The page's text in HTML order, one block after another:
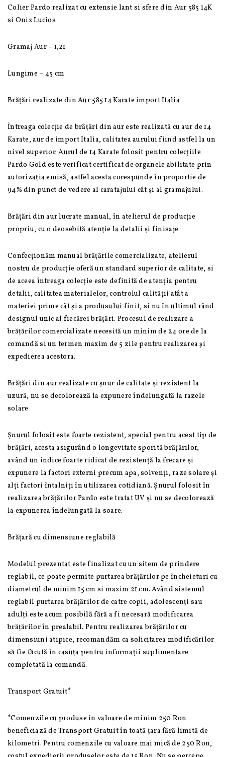
Colier Pardo realizat cu extensie lant si sfere din Aur 585 14K
si Onix Lucios
Gramaj Aur – 1,21
Lungime – 45 cm
Brățări realizate din Aur 585 14 Karate import Italia
Întreaga colecție de brățări din aur este realizată cu aur de 14
Karate, aur de import Italia, calitatea aurului fiind astfel la un
nivel superior. Aurul de 14 Karate folosit pentru colecțiile
Pardo Gold este verificat certificat de organele abilitate prin
autorizația emisă, astfel acesta corespunde în proportie de
94% din punct de vedere al caratajului cât și al gramajului.
Brățări din aur lucrate manual, în atelierul de producție
propriu, cu o deosebită atenție la detalii și finisaje
Confecționăm manual brățările comercializate, atelierul
nostru de producție oferă un standard superior de calitate, si
de aceea întreaga colecție este definită de atenția pentru
detalii, calitatea materialelor, controlul calității atât a
materiei prime cât și a produsului finit, si nu în ultimul rând
designul unic al fiecărei brățări. Procesul de realizare a
brățărilor comercializate necesită un minim de 24 ore de la
comandă si un termen maxim de 5 zile pentru realizarea și
expedierea acestora.
Brățări din aur realizate cu șnur de calitate și rezistent la
uzură, nu se decolorează la expunere îndelungată la razele
solare
Șnurul folosit este foarte rezistent, special pentru acest tip de
brățări, acesta asigurând o longevitate sporită brățărilor,
având un indice foarte ridicat de rezistență la frecare și
expunere la factori externi precum apa, solvenți, raze solare și
alți factori întalniți în utilizarea cotidiană. Șnurul folosit în
realizarea brățărilor Pardo este tratat UV și nu se decolorează
la expunerea îndelungată la soare.
Brățară cu dimensiune reglabilă
Modelul prezentat este finalizat cu un sitem de prindere
reglabil, ce poate permite purtarea brățărilor pe încheieturi cu
diametrul de minim 15 cm si maxim 21 cm. Având sistemul
reglabil purtarea brățărilor de catre copii, adolescenți sau
adulți este acum posibilă fără a fi necesară modificarea
brățărilor în prealabil. Pentru realizarea brățărilor cu
dimensiuni atipice, recomandăm ca solicitarea modificărilor
să fie făcută în casuța pentru informații suplimentare
completată la comandă.
Transport Gratuit*
*Comenzile cu produse în valoare de minim 250 Ron
beneficiază de Transport Gratuit în toată țara fără limită de
kilometri. Pentru comenzile cu valoare mai mică de 250 Ron,